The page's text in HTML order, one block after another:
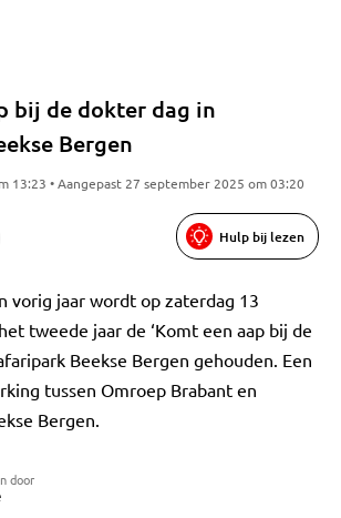
bij de dokter dag in
Bergen
13:23 • Aangepast 27 september 2025 om 03:20
Hulp bij lezen
vorig jaar wordt op zaterdag 13
tweede jaar de ‘Komt een aap bij de
Beekse Bergen gehouden. Een
tussen Omroep Brabant en
Bergen.
door